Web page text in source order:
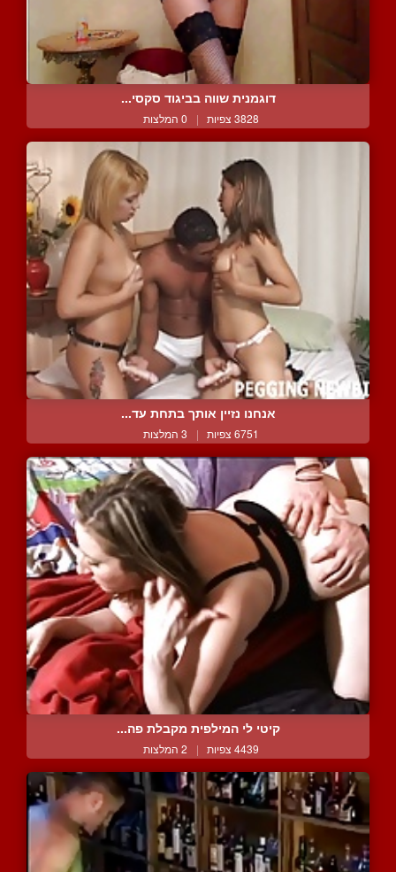
דוגמנית שווה בביגוד סקסי...
3828 צפיות | 0 המלצות
אנחנו נזיין אותך בתחת עד...
6751 צפיות | 3 המלצות
קיטי לי המילפית מקבלת פה...
4439 צפיות | 2 המלצות